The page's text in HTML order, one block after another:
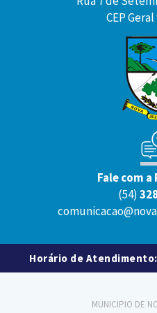
CEP
Fale com
(54)
Horário de Atendimento:
MUNICIPIO DE